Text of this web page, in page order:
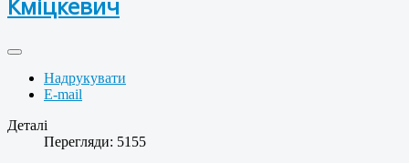
Надрукувати
E-mail
Деталі
Перегляди: 5155